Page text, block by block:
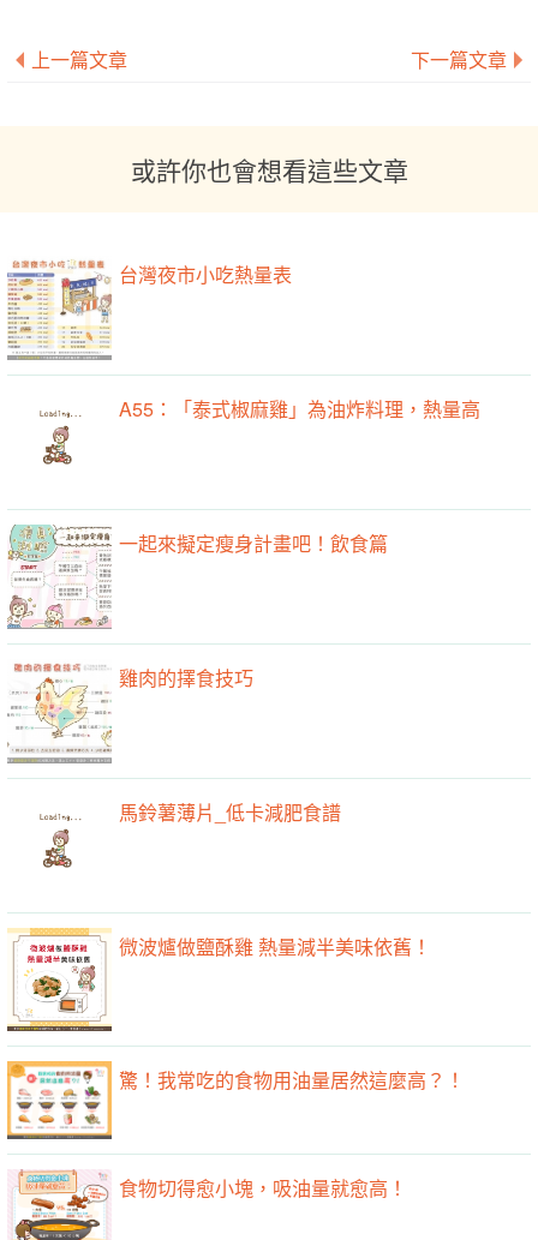
上一篇文章 下一篇文章
或許你也會想看這些文章
台灣夜市小吃熱量表
A55：「泰式椒麻雞」為油炸料理，熱量高
一起來擬定瘦身計畫吧！飲食篇
雞肉的擇食技巧
馬鈴薯薄片_低卡減肥食譜
微波爐做鹽酥雞 熱量減半美味依舊！
驚！我常吃的食物用油量居然這麼高？！
食物切得愈小塊，吸油量就愈高！